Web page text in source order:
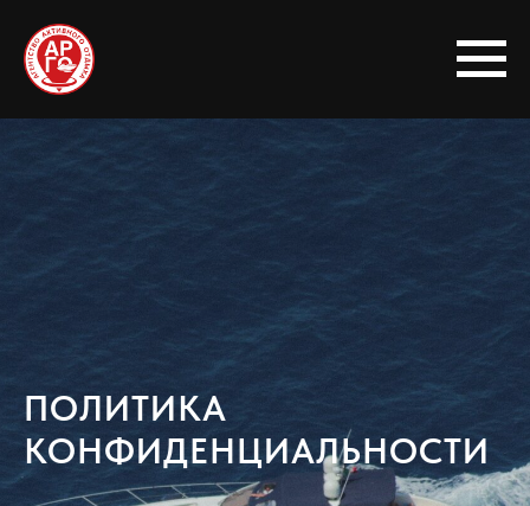
ПОЛИТИКА
КОНФИДЕНЦИАЛЬНОСТИ